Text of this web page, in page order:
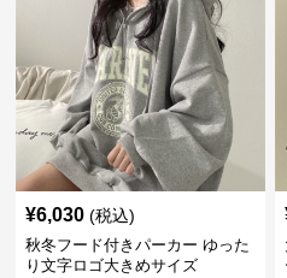
¥6,030 (税込)
秋冬フード付きパーカー ゆった
り文字ロゴ大きめサイズ